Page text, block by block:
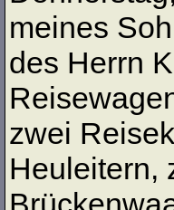
meines
des Herrn
zwei
Heuleitern,